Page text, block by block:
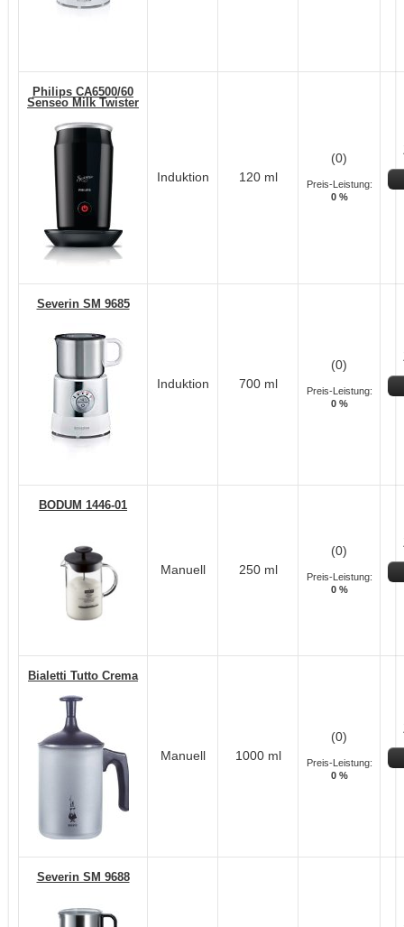
Philips CA6500/60
Senseo Milk Twister
Induktion 120 ml
(0)
Preis-Leistung:
0 %
Severin SM 9685
Induktion 700 ml
(0)
Preis-Leistung:
0 %
BODUM 1446-01
Manuell 250 ml
(0)
Preis-Leistung:
0 %
Bialetti Tutto Crema
Manuell 1000 ml
(0)
Preis-Leistung:
0 %
Severin SM 9688